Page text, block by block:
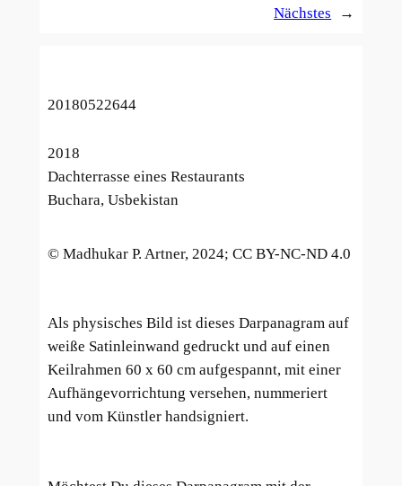
Nächstes
→
20180522644
2018
Dachterrasse eines Restaurants
Buchara, Usbekistan
© Madhukar P. Artner, 2024; CC BY-NC-ND 4.0
Als physisches Bild ist dieses Darpanagram auf
weiße Satinleinwand gedruckt und auf einen
Keilrahmen 60 x 60 cm aufgespannt, mit einer
Aufhängevorrichtung versehen, nummeriert
und vom Künstler handsigniert.